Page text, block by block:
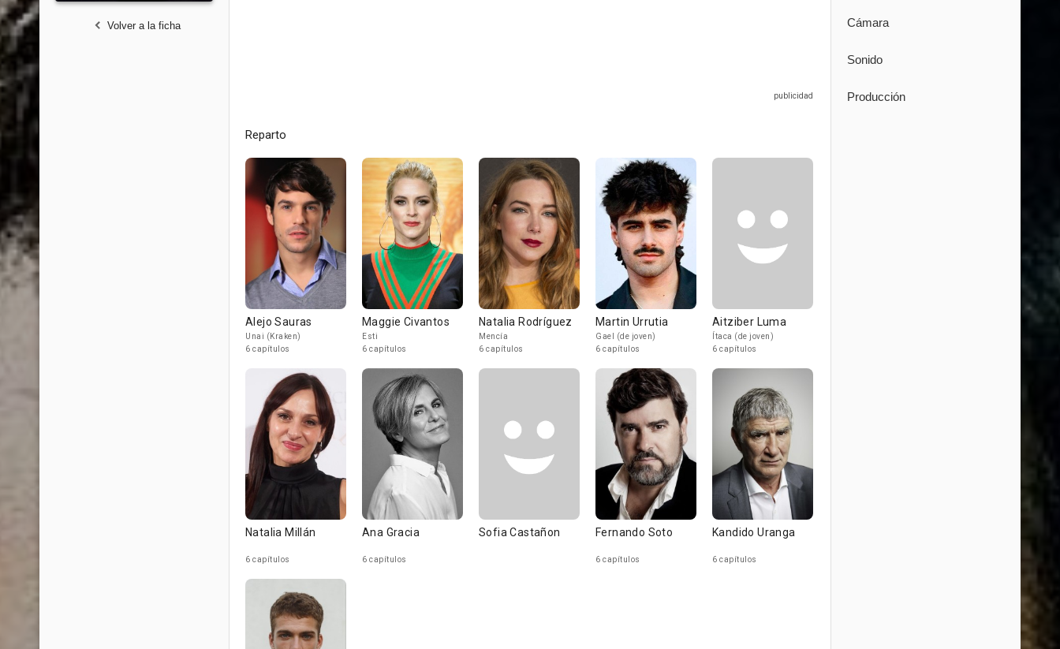
Volver a la ficha
Reparto
Alejo Sauras
Unai (Kraken)
6 capítulos
Maggie Civantos
Esti
6 capítulos
Natalia Rodríguez
Mencía
6 capítulos
Martin Urrutia
Gael (de joven)
6 capítulos
Aitziber Luma
Ítaca (de joven)
6 capítulos
Natalia Millán
6 capítulos
Ana Gracia
6 capítulos
Sofia Castañon Fernando Soto
6 capítulos
Kandido Uranga
6 capítulos
Cámara
Sonido
Producción